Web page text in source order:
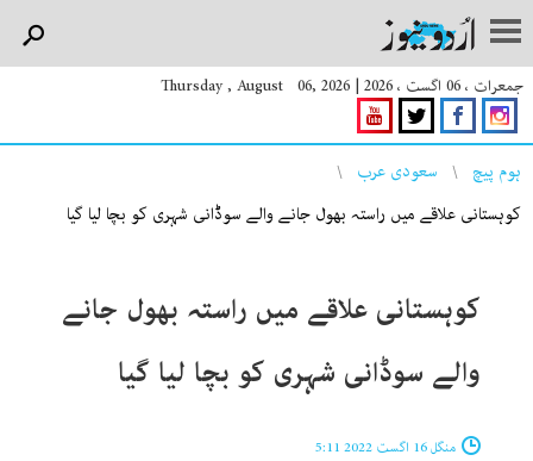
جمعرات ، 06 اگست ، 2026 |
Thursday , August 06, 2026
You are here
ہوم پیچ
سعودی عرب
کوہستانی علاقے میں راستہ بھول جانے والے سوڈانی شہری کو بچا لیا گیا
کوہستانی علاقے میں راستہ بھول جانے
والے سوڈانی شہری کو بچا لیا گیا
منگل 16 اگست 2022 5:11